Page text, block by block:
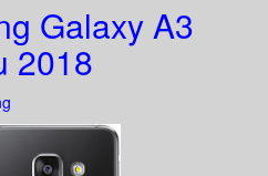
Galaxy A3
2018